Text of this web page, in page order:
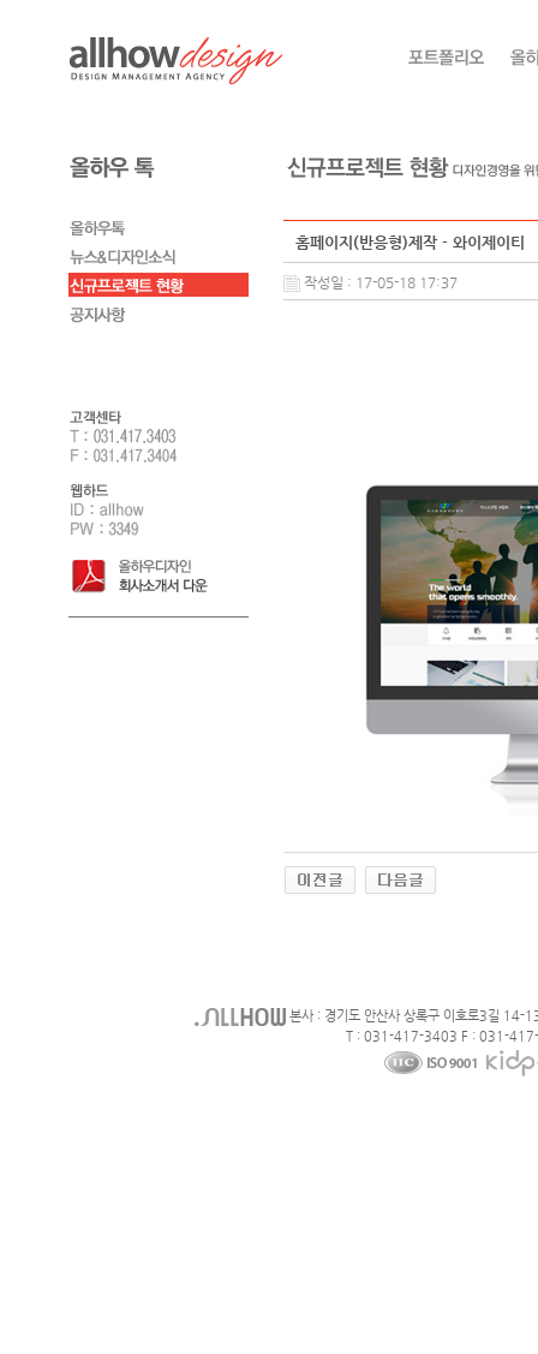
홈페이지(반응형)제작 - 와이제이티
작성일 : 17-05-18 17:37
본사 : 경기도 안산사 상록구 이호로3길 14-
T : 031-417-3403 F : 031-